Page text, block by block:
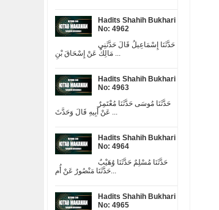
Hadits Shahih Bukhari
No: 4962
حَدَّثَنَا إِسْمَاعِيلُ قَالَ حَدَّثَنِي
مَالِكٌ عَنْ إِسْحَاقَ بْنِ ...
Hadits Shahih Bukhari
No: 4963
حَدَّثَنَا مُوسَى حَدَّثَنَا مُعْتَمِرٌ
عَنْ أَبِيهِ قَالَ وَحَدَّثَ ...
Hadits Shahih Bukhari
No: 4964
حَدَّثَنَا مُسْلِمٌ حَدَّثَنَا وُهَيْبٌ
حَدَّثَنَا مَنْصُورٌ عَنْ أُم...
Hadits Shahih Bukhari
No: 4965